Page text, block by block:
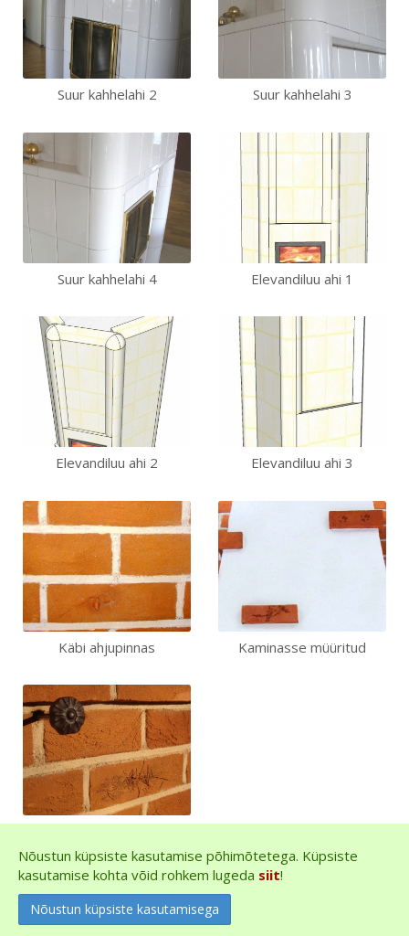
Suur kahhelahi 2 Suur kahhelahi 3
Suur kahhelahi 4 Elevandiluu ahi 1
Elevandiluu ahi 2 Elevandiluu ahi 3
Käbi ahjupinnas Kaminasse müüritud
Nõustun küpsiste kasutamise põhimõtetega. Küpsiste
kasutamise kohta võid rohkem lugeda siit!